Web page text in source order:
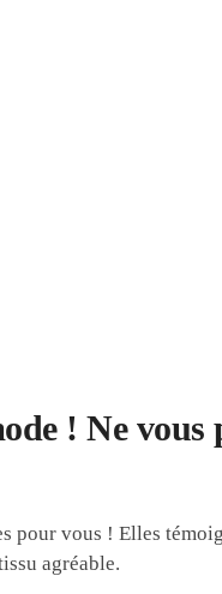
! Ne vous
pour vous ! Elles
agréable.